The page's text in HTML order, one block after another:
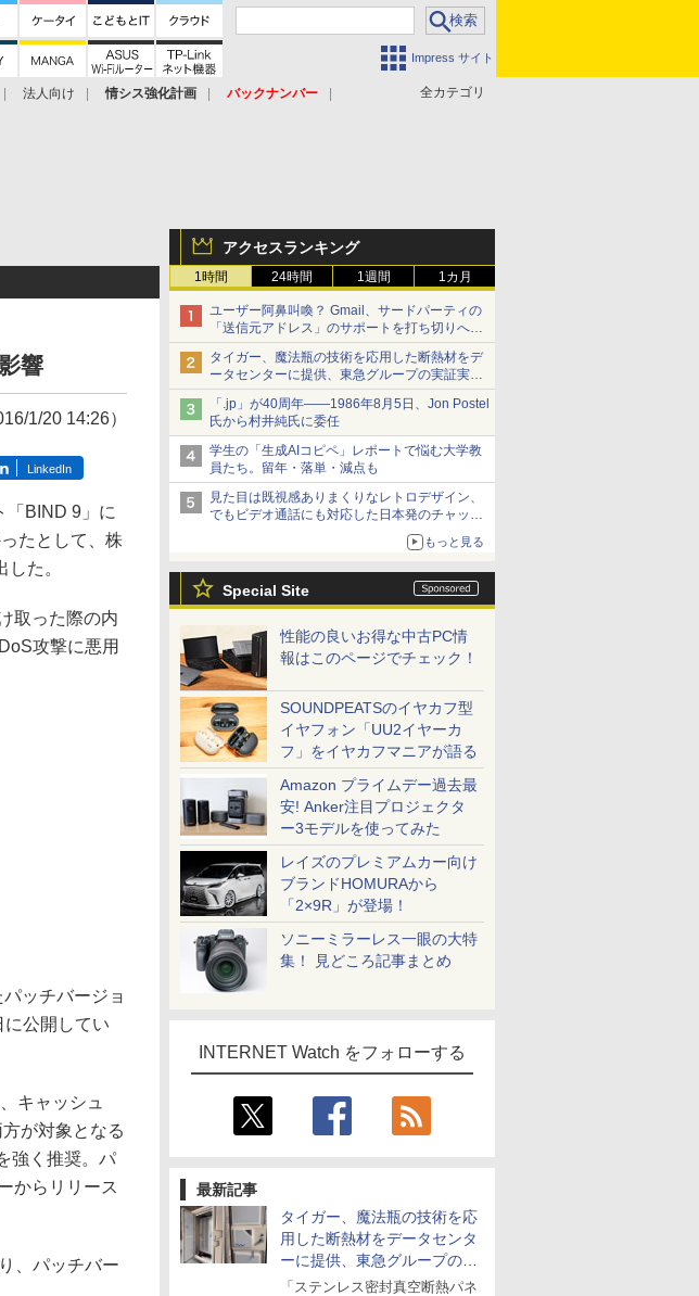
Impress サイト
全カテゴリ
法人向け 情シス強化計画
バックナンバー
アクセスランキング
1時間 24時間 1週間 1カ月
ユーザー阿鼻叫喚？ Gmail、サードパーティの
「送信元アドレス」のサポートを打ち切りへ
【やじうまWatch】
タイガー、魔法瓶の技術を応用した断熱材をデ
ータセンターに提供、東急グループの実証実験
で 「ステンレス密封真空断熱パネル TIVIP」
「.jp」が40周年――1986年8月5日、Jon Postel
氏から村井純氏に委任
学生の「生成AIコピペ」レポートで悩む大学教
員たち。留年・落単・減点も
見た目は既視感ありまくりなレトロデザイン、
でもビデオ通話にも対応した日本発のチャット
もっと見る
Special Site
性能の良いお得な中古PC情
報はこのページでチェック！
SOUNDPEATSのイヤカフ型
イヤフォン「UU2イヤーカ
フ」をイヤカフマニアが語る
Amazon プライムデー過去最
安! Anker注目プロジェクタ
ー3モデルを使ってみた
レイズのプレミアムカー向け
ブランドHOMURAから
「2×9R」が登場！
ソニーミラーレス一眼の大特
集！ 見どころ記事まとめ
INTERNET Watch をフォローする
最新記事
タイガー、魔法瓶の技術を応
用した断熱材をデータセンタ
ーに提供、東急グループの実
証実験で
「ステンレス密封真空断熱パネ
響
1/20 14:26）
LinkedIn
BIND 9」に
たとして、株
た。
取った際の内
攻撃に悪用
ッチバージョ
公開してい
キャッシュ
が対象となる
強く推奨。パ
からリリース
、パッチバー